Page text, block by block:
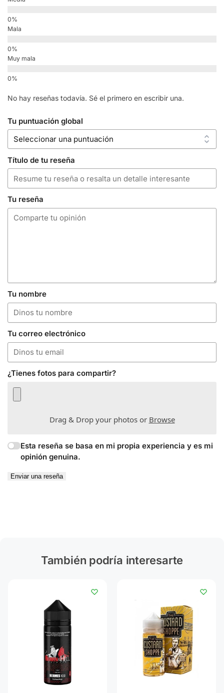
Mala
Muy mala
No hay reseñas todavía. Sé el primero en escribir una.
Tu puntuación global
Título de tu reseña
Tu reseña
Tu nombre
Tu correo electrónico
¿Tienes fotos para compartir?
Drag & Drop your photos or Browse
Esta reseña se basa en mi propia experiencia y es mi
opinión genuina.
Enviar una reseña
También podría interesarte